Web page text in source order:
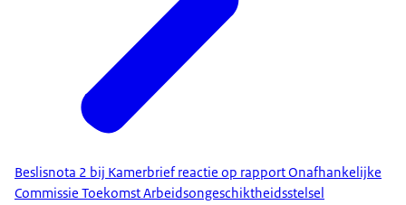
Beslisnota 2 bij Kamerbrief reactie op rapport Onafhankelijke
Commissie Toekomst Arbeidsongeschiktheidsstelsel